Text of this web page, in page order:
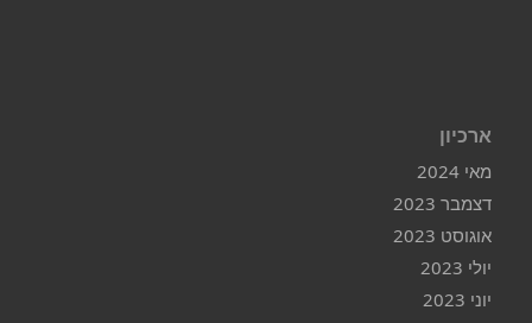
ארכיון
מאי 2024
דצמבר 2023
אוגוסט 2023
יולי 2023
יוני 2023